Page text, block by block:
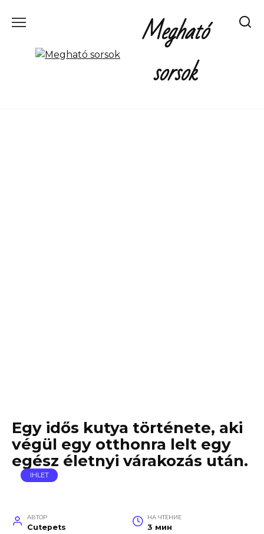
Megható
sorsok
Egy idős kutya története, aki
végül egy otthonra lelt egy
egész életnyi várakozás után.
IHLET
АВТОР
Cutepets
НА ЧТЕНИЕ
3 мин